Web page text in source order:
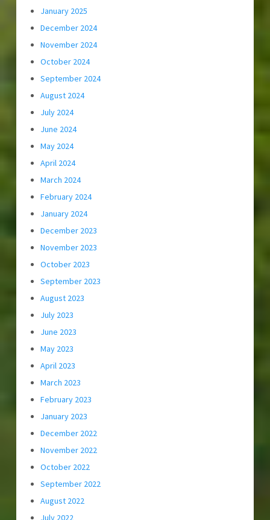
January 2025
December 2024
November 2024
October 2024
September 2024
August 2024
July 2024
June 2024
May 2024
April 2024
March 2024
February 2024
January 2024
December 2023
November 2023
October 2023
September 2023
August 2023
July 2023
June 2023
May 2023
April 2023
March 2023
February 2023
January 2023
December 2022
November 2022
October 2022
September 2022
August 2022
July 2022